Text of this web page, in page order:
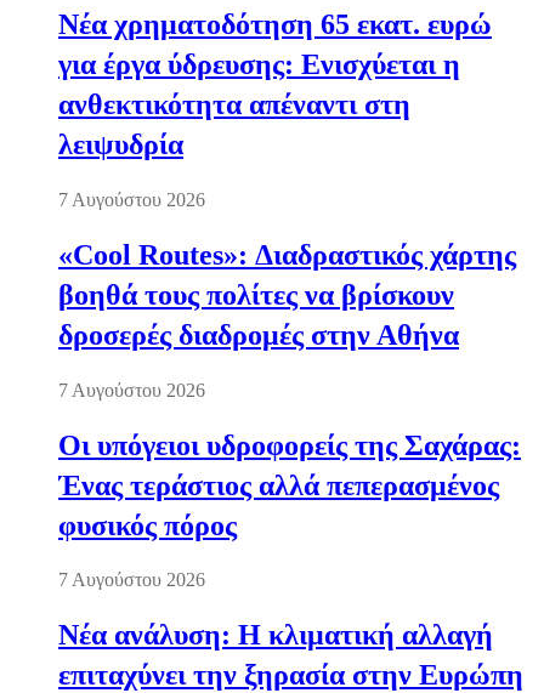
Νέα χρηματοδότηση 65 εκατ. ευρώ
για έργα ύδρευσης: Ενισχύεται η
ανθεκτικότητα απέναντι στη
λειψυδρία
7 Αυγούστου 2026
«Cool Routes»: Διαδραστικός χάρτης
βοηθά τους πολίτες να βρίσκουν
δροσερές διαδρομές στην Αθήνα
7 Αυγούστου 2026
Οι υπόγειοι υδροφορείς της Σαχάρας:
Ένας τεράστιος αλλά πεπερασμένος
φυσικός πόρος
7 Αυγούστου 2026
Νέα ανάλυση: Η κλιματική αλλαγή
επιταχύνει την ξηρασία στην Ευρώπη